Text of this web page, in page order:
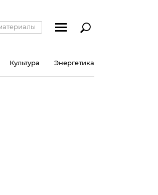
Культура Энергетика